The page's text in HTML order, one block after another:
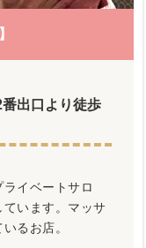
出口より徒歩
イベートサロ
います。マッサ
るお店。